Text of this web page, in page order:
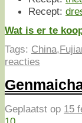
Recept:
Wat is er te
Tags: China,
reacties
Geplaatst op 15